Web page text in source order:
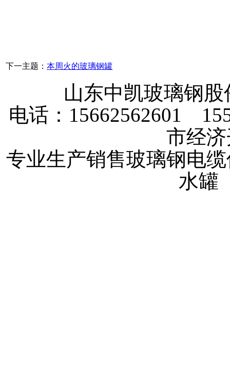
下一主题： 本周火的玻璃钢罐
山东中凯玻璃钢
电话：15662562601
市经
专业生产销售玻璃钢电
水